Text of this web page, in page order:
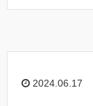
2024.06.17